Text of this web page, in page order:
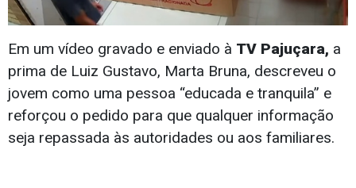
Em um vídeo gravado e enviado à TV Pajuçara, a
prima de Luiz Gustavo, Marta Bruna, descreveu o
jovem como uma pessoa “educada e tranquila” e
reforçou o pedido para que qualquer informação
seja repassada às autoridades ou aos familiares.